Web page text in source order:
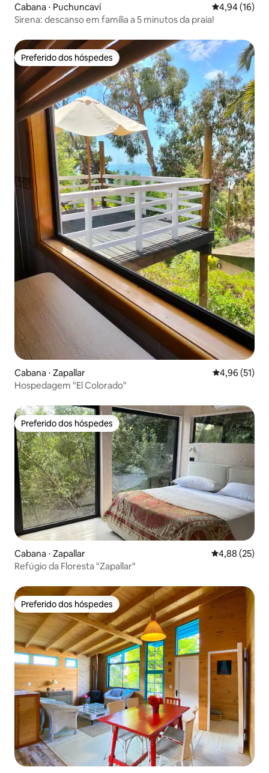
Cabana ⋅ Puchuncaví 4,94 de uma
4,94 (16)
Sirena: descanso em família a 5 minutos da praia!
Preferido dos hóspedes
Preferido dos hóspedes
Cabana ⋅ Zapallar 4,96 de uma
4,96 (51)
Hospedagem "El Colorado"
Preferido dos hóspedes
Preferido dos hóspedes
Cabana ⋅ Zapallar 4,88 de uma
4,88 (25)
Refúgio da Floresta "Zapallar"
Preferido dos hóspedes
Preferido dos hóspedes